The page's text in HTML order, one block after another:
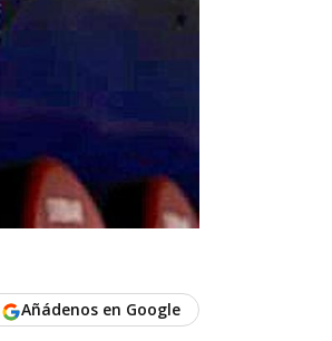
Añádenos en Google